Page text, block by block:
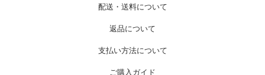
配送・送料について
返品について
支払い方法について
ご購入ガイド